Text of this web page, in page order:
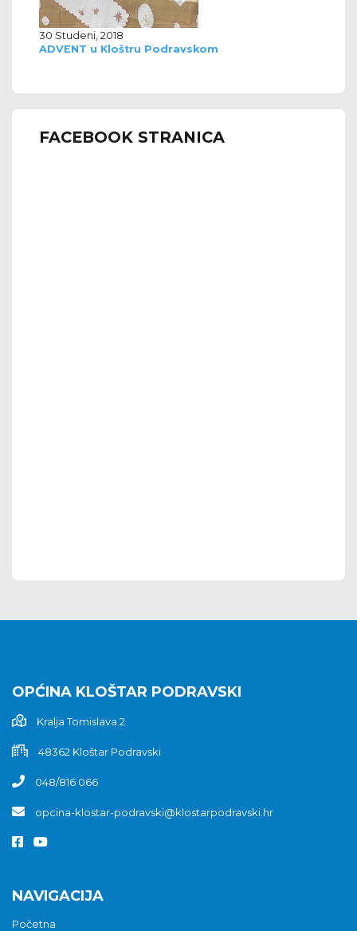
30 Studeni, 2018
ADVENT u Kloštru Podravskom
FACEBOOK STRANICA
OPĆINA KLOŠTAR PODRAVSKI
Kralja Tomislava 2
48362 Kloštar Podravski
048/816 066
opcina-klostar-podravski@klostarpodravski.hr
NAVIGACIJA
Početna